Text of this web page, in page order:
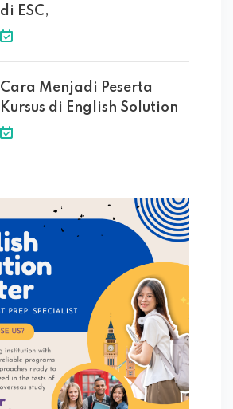
di ESC,
Cara Menjadi Peserta
Kursus di English Solution